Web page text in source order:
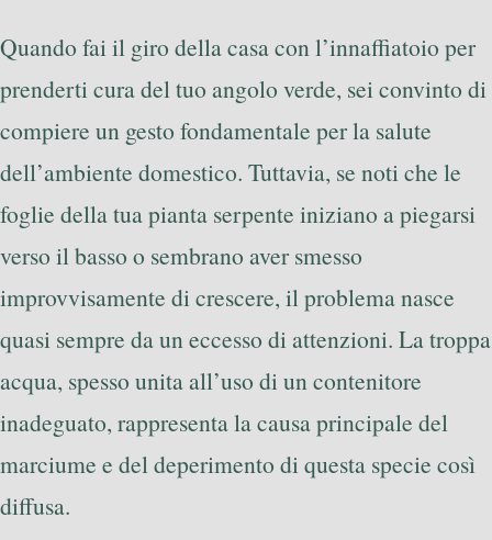
Quando fai il giro della casa con l’innaffiatoio per
prenderti cura del tuo angolo verde, sei convinto di
compiere un gesto fondamentale per la salute
dell’ambiente domestico. Tuttavia, se noti che le
foglie della tua pianta serpente iniziano a piegarsi
verso il basso o sembrano aver smesso
improvvisamente di crescere, il problema nasce
quasi sempre da un eccesso di attenzioni. La troppa
acqua, spesso unita all’uso di un contenitore
inadeguato, rappresenta la causa principale del
marciume e del deperimento di questa specie così
diffusa.